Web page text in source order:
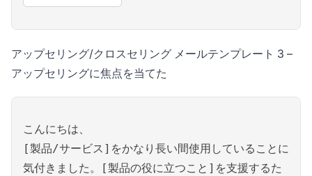
アップセリング/クロスセリング メールテンプレート 3 –
アップセリングに焦点を当てた
こんにちは、
[製品/サービス]をかなり長い間使用していることに
気付きました。[製品の役に立つこと]を支援するた